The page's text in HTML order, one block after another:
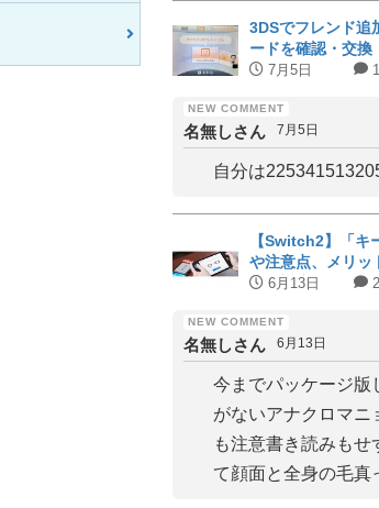
3DSでフレンド追
ードを確認・交換
7月5日
名無しさん 7月5日
自分は
【Switch2】「キ
や注意点、メリッ
説｜対応タイトル
6月13日 2
名無しさん 6月13日
今までパッケージ版
がないアナクロマ
も注意書き読みもせ
て顔面と全身の毛真